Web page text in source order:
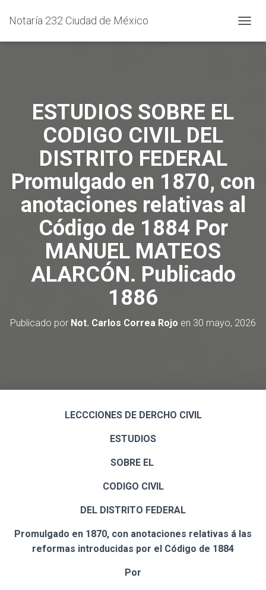
Notaría 232 Ciudad de México
A
N
A
E
ESTUDIOS SOBRE EL
CODIGO CIVIL DEL
DISTRITO FEDERAL
Promulgado en 1870, con
anotaciones relativas al
Código de 1884 Por
MANUEL MATEOS
ALARCÓN. Publicado
1886
Publicado por Not. Carlos Correa Rojo en 30 mayo, 2026
LECCCIONES DE DERCHO CIVIL
ESTUDIOS
SOBRE EL
CODIGO CIVIL
DEL DISTRITO FEDERAL
Promulgado en 1870, con anotaciones relativas á las
reformas introducidas por el Código de 1884
Por